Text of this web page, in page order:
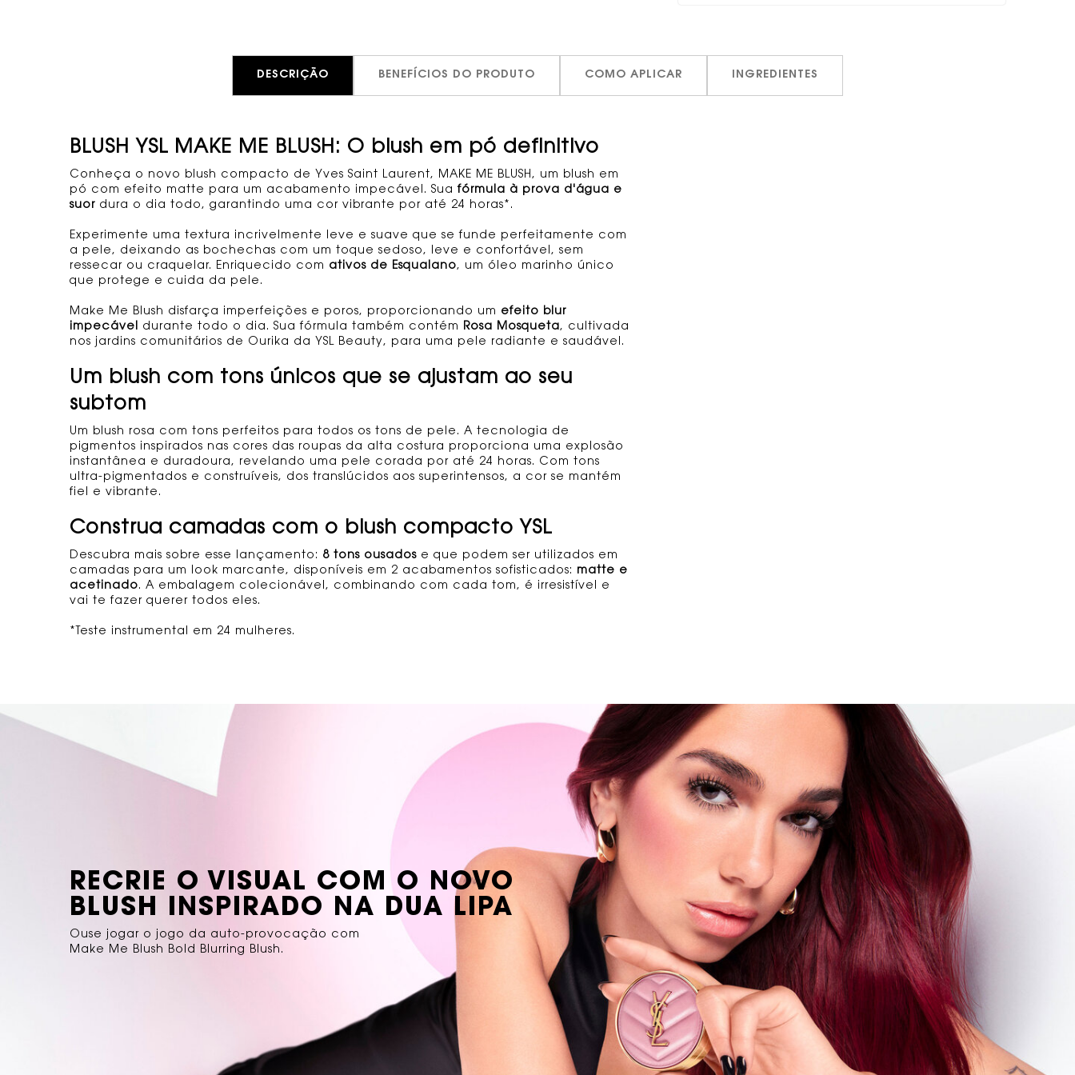
DESCRIÇÃO BENEFÍCIOS DO PRODUTO COMO APLICAR INGREDIENTES
BLUSH YSL MAKE ME BLUSH: O blush em pó definitivo
Conheça o novo blush compacto de Yves Saint Laurent, MAKE ME BLUSH, um blush em
pó com efeito matte para um acabamento impecável. Suafórmula à prova d'água e
suor dura o dia todo, garantindo uma cor vibrante por até 24 horas*.
Experimente uma textura incrivelmente leve e suave que se funde perfeitamente com
a pele, deixando as bochechas com um toque sedoso, leve e confortável, sem
ressecar ou craquelar. Enriquecido com ativos de Esqualano, um óleo marinho único
que protege e cuida da pele.
Make Me Blush disfarça imperfeições e poros, proporcionando um efeito blur
impecável durante todo o dia. Sua fórmula também contém Rosa Mosqueta, cultivada
nos jardins comunitários de Ourika da YSL Beauty, para uma pele radiante e saudável.
Um blush com tons únicos que se ajustam ao seu
subtom
Um blush rosa com tons perfeitos para todos os tons de pele. A tecnologia de
pigmentos inspirados nas cores das roupas da alta costura proporciona uma explosão
instantânea e duradoura, revelando uma pele corada por até 24 horas. Com tons
ultra-pigmentados e construíveis, dos translúcidos aos superintensos, a cor se mantém
fiel e vibrante.
Construa camadas com o blush compacto YSL
Descubra mais sobre esse lançamento: 8 tons ousados e que podem ser utilizados em
camadas para um look marcante, disponíveis em 2 acabamentos sofisticados: matte e
acetinado. A embalagem colecionável, combinando com cada tom, é irresistível e
vai te fazer querer todos eles.
*Teste instrumental em 24 mulheres.
RECRIE O VISUAL COM O NOVO
BLUSH INSPIRADO NA DUA LIPA
Ouse jogar o jogo da auto-provocação com
Make Me Blush Bold Blurring Blush.